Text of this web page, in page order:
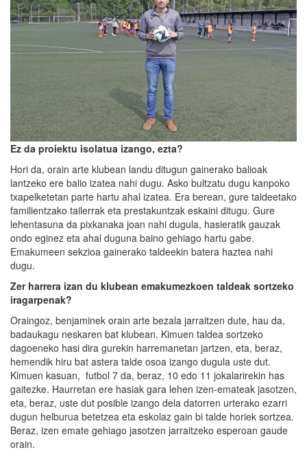
Ez da proiektu isolatua izango, ezta?
Hori da, orain arte klubean landu ditugun gainerako balioak
lantzeko ere balio izatea nahi dugu. Asko bultzatu dugu kanpoko
txapelketetan parte hartu ahal izatea. Era berean, gure taldeetako
familientzako tailerrak eta prestakuntzak eskaini ditugu. Gure
lehentasuna da pixkanaka joan nahi dugula, hasieratik gauzak
ondo eginez eta ahal duguna baino gehiago hartu gabe.
Emakumeen sekzioa gainerako taldeekin batera haztea nahi
dugu.
Zerharrera izan du klubean emakumezkoen taldeak sortzeko
iragarpenak?
Oraingoz, benjaminek orain arte bezala jarraitzen dute, hau da,
badaukagu neskaren bat klubean. Kimuen taldea sortzeko
dagoeneko hasi dira gurekin harremanetan jartzen, eta, beraz,
hemendik hiru bat astera talde osoa izango dugula uste dut.
Kimuen kasuan, futbol 7 da, beraz, 10 edo 11 jokalarirekin has
gaitezke. Haurretan ere hasiak gara lehen izen-emateak jasotzen,
eta, beraz, uste dut posible izango dela datorren urterako ezarri
dugun helburua betetzea eta eskolaz gain bi talde horiek sortzea.
Beraz, izen emate gehiago jasotzen jarraitzeko esperoan gaude
orain.